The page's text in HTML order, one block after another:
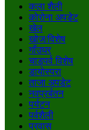
कला शैली
कोरोना अपडेट
खेल
खोज/विशेष
गाँउघर
चाडपर्व विशेष
डायाेस्परा
ताजा अपडेट
नवप्रर्बतन
पर्यटन
पर्वशैली
प्रवास